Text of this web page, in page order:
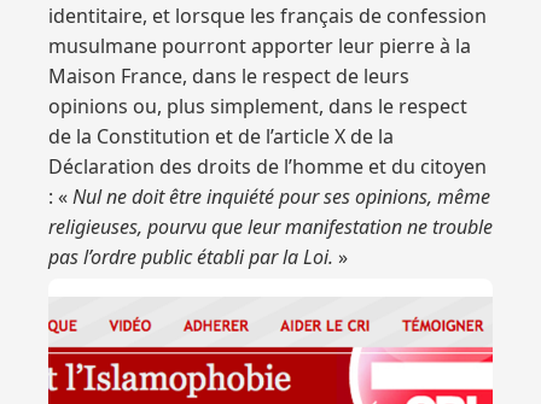
identitaire, et lorsque les français de confession
musulmane pourront apporter leur pierre à la
Maison France, dans le respect de leurs
opinions ou, plus simplement, dans le respect
de la Constitution et de l’article X de la
Déclaration des droits de l’homme et du citoyen
: «Nul ne doit être inquiété pour ses opinions, même
religieuses, pourvu que leur manifestation ne trouble
pas l’ordre public établi par la Loi. »